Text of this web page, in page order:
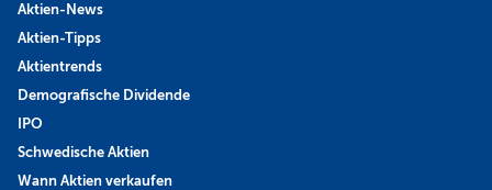
Aktien-News
Aktien-Tipps
Aktientrends
Demografische Dividende
IPO
Schwedische Aktien
Wann Aktien verkaufen